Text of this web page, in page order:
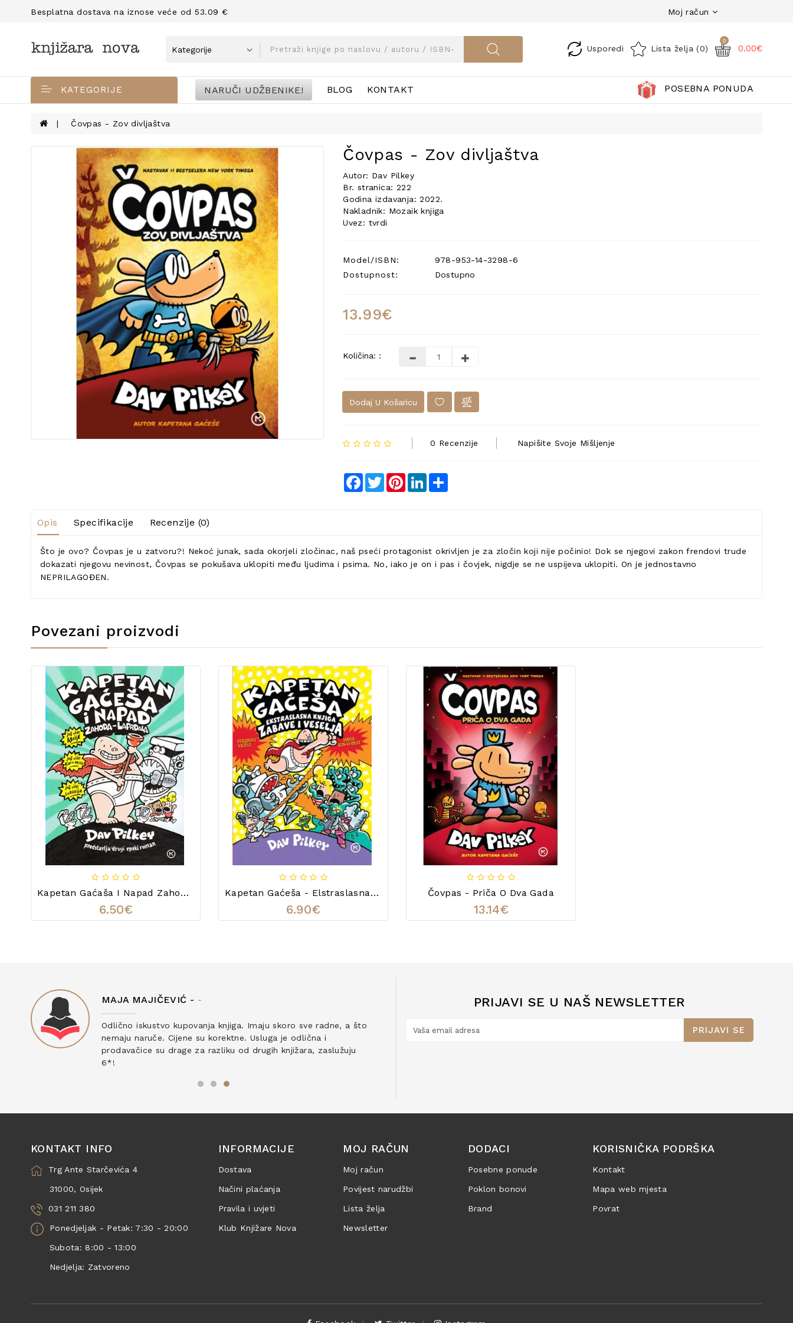
Besplatna dostava na iznose veće od 53.09 € Moj račun
Usporedi Lista želja (0)
0
0.00€
KATEGORIJE NARUČI UDŽBENIKE! BLOG KONTAKT POSEBNA PONUDA
Čovpas - Zov divljaštva
Čovpas - Zov divljaštva
Autor: Dav Pilkey
Br. stranica: 222
Godina izdavanja: 2022.
Nakladnik: Mozaik knjiga
Uvez: tvrdi
Model/ISBN:
978-953-14-3298-6
Dostupnost:
Dostupno
13.99€
Količina: :
Dodaj U Košaricu
0 Recenzije Napišite Svoje Mišljenje
Facebook
TwitterPinterestLinkedIn
Opis Specifikacije Recenzije (0)
Što je ovo? Čovpas je u zatvoru?! Nekoć junak, sada okorjeli zločinac, naš pseći protagonist okrivljen je za zločin koji nije počinio! Dok se njegovi zakon frendovi trude
dokazati njegovu nevinost, Čovpas se pokušava uklopiti među ljudima i psima. No, iako je on i pas i čovjek, nigdje se ne uspijeva uklopiti. On je jednostavno
NEPRILAGOĐEN.
Povezani proizvodi
Kapetan Gaćaša I Napad Zahoda-Laprdala
6.50€
Kapetan Gaćeša - Elstraslasna Knjiga Zabave I Veselja
6.90€
Čovpas - Priča O Dva Gada
13.14€
MAJA MAJIČEVIĆ - -
Odlično iskustvo kupovanja knjiga. Imaju skoro sve radne, a što
nemaju naruče. Cijene su korektne. Usluga je odlična i
prodavačice su drage za razliku od drugih knjižara, zaslužuju
6*!
PRIJAVI SE U NAŠ NEWSLETTER
PRIJAVI SE
KONTAKT INFO
Trg Ante Starčevića 4
31000, Osijek
031 211 380
Ponedjeljak - Petak: 7:30 - 20:00
Subota: 8:00 - 13:00
Nedjelja: Zatvoreno
INFORMACIJE
Dostava
Načini plaćanja
Pravila i uvjeti
Klub Knjižare Nova
MOJ RAČUN
Moj račun
Povijest narudžbi
Lista želja
Newsletter
DODACI
Posebne ponude
Poklon bonovi
Brand
KORISNIČKA PODRŠKA
Kontakt
Mapa web mjesta
Povrat